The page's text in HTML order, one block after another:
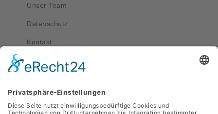
Unser Team
Datenschutz
Kontakt
Kontakt
0351 4189 3330